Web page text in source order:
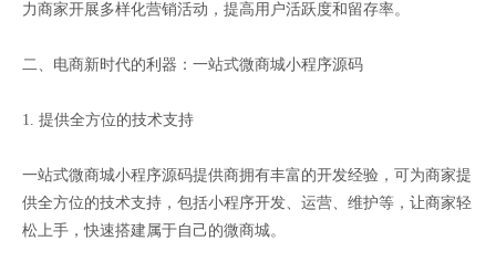
力商家开展多样化营销活动，提高用户活跃度和留存率。
二、电商新时代的利器：一站式微商城小程序源码
1. 提供全方位的技术支持
一站式微商城小程序源码提供商拥有丰富的开发经验，可为商家提
供全方位的技术支持，包括小程序开发、运营、维护等，让商家轻
松上手，快速搭建属于自己的微商城。